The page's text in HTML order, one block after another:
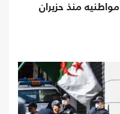
مواطنيه منذ حزيران